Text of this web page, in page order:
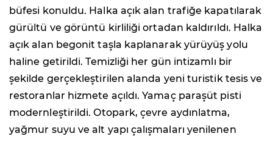
büfesi konuldu. Halka açık alan trafiğe kapatılarak
gürültü ve görüntü kirliliği ortadan kaldırıldı. Halka
açık alan begonit taşla kaplanarak yürüyüş yolu
haline getirildi. Temizliği her gün intizamlı bir
şekilde gerçekleştirilen alanda yeni turistik tesis ve
restoranlar hizmete açıldı. Yamaç paraşüt pisti
modernleştirildi. Otopark, çevre aydınlatma,
yağmur suyu ve alt yapı çalışmaları yenilenen